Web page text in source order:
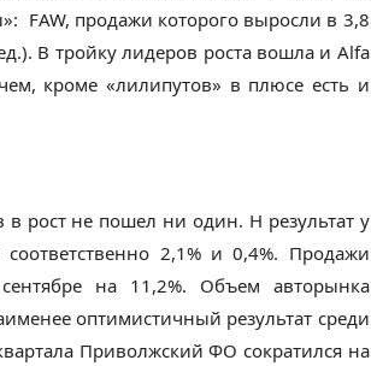
FAW, продажи которого выросли в 3,8
В тройку лидеров роста вошла и Alfa
кроме «лилипутов» в плюсе есть и
в рост не пошел ни один. Н результат у
2,1% и 0,4%. Продажи
на 11,2%. Объем авторынка
оптимистичный результат среди
Приволжский ФО сократился на